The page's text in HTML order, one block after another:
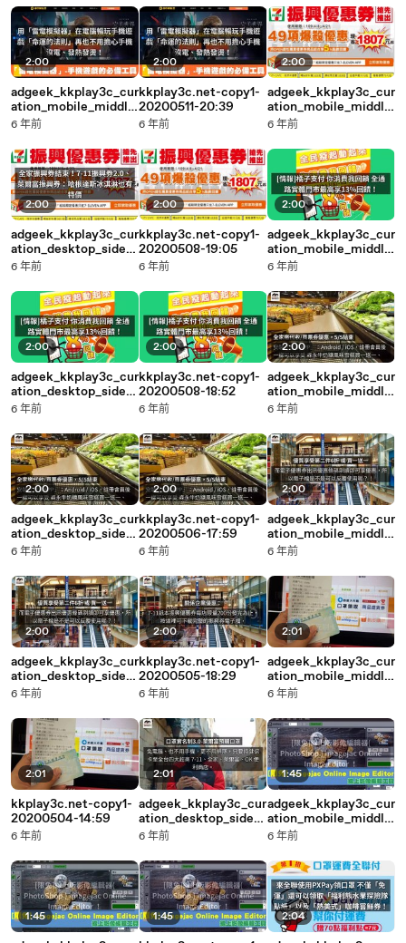
2:00
adgeek_kkplay3c_cur
ation_mobile_middle
-copy1-20200511-
6 年前
2:00
adgeek_kkplay3c_cur
ation_desktop_sideb
ar-copy1-20200508-
6 年前
2:00
adgeek_kkplay3c_cur
ation_desktop_sideb
ar-copy1-20200508-
6 年前
2:00
adgeek_kkplay3c_cur
ation_desktop_sideb
ar-copy1-20200506-
6 年前
2:00
adgeek_kkplay3c_cur
ation_desktop_sideb
ar-copy1-20200505-
6 年前
2:01
kkplay3c.net-copy1-
20200504-14:59
6 年前
1:45
2:00
kkplay3c.net-copy1-
20200511-20:39
6 年前
2:00
kkplay3c.net-copy1-
20200508-19:05
6 年前
2:00
kkplay3c.net-copy1-
20200508-18:52
6 年前
2:00
kkplay3c.net-copy1-
20200506-17:59
6 年前
2:00
kkplay3c.net-copy1-
20200505-18:29
6 年前
2:01
adgeek_kkplay3c_cur
ation_desktop_sideb
ar-copy1-20200504-
6 年前
1:45
2:00
adgeek_kkplay3c_cur
ation_mobile_middle
-copy1-20200508-
6 年前
2:00
adgeek_kkplay3c_cur
ation_mobile_middle
-copy1-20200508-
6 年前
2:00
adgeek_kkplay3c_cur
ation_mobile_middle
-copy1-20200506-
6 年前
2:00
adgeek_kkplay3c_cur
ation_mobile_middle
-copy1-20200505-
6 年前
2:01
adgeek_kkplay3c_cur
ation_mobile_middle
-copy1-20200504-
6 年前
1:45
adgeek_kkplay3c_cur
ation_mobile_middle
-copy1-20200502-
6 年前
2:04